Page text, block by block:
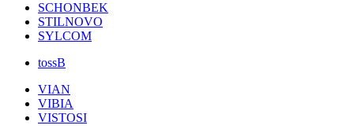
SCHONBEK
STILNOVO
SYLCOM
tossB
VIAN
VIBIA
VISTOSI